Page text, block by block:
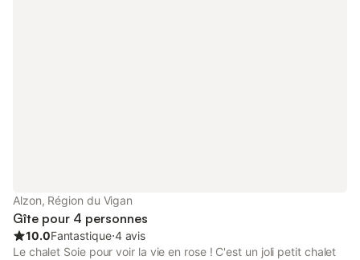
Alzon, Région du Vigan
Gîte pour 4 personnes
10.0Fantastique⋅4 avis
Le chalet Soie pour voir la vie en rose ! C'est un joli petit chalet